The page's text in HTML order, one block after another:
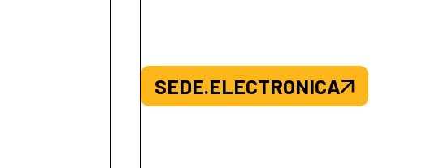
SEDE.ELECTRONICA